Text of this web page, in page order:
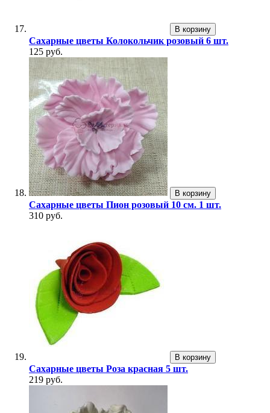
В корзину
Сахарные цветы Колокольчик розовый 6 шт.
125 руб.
В корзину
Сахарные цветы Пион розовый 10 см. 1 шт.
310 руб.
В корзину
Сахарные цветы Роза красная 5 шт.
219 руб.